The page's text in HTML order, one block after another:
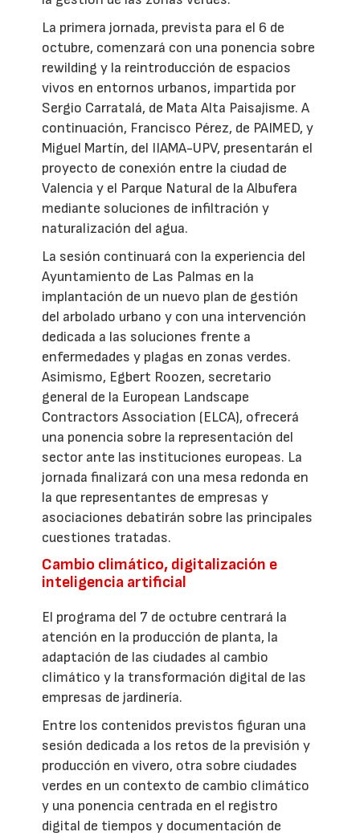
La primera jornada, prevista para el 6 de
octubre, comenzará con una ponencia sobre
rewilding y la reintroducción de espacios
vivos en entornos urbanos, impartida por
Sergio Carratalá, de Mata Alta Paisajisme. A
continuación, Francisco Pérez, de PAIMED, y
Miguel Martín, del IIAMA-UPV, presentarán el
proyecto de conexión entre la ciudad de
Valencia y el Parque Natural de la Albufera
mediante soluciones de infiltración y
naturalización del agua.
La sesión continuará con la experiencia del
Ayuntamiento de Las Palmas en la
implantación de un nuevo plan de gestión
del arbolado urbano y con una intervención
dedicada a las soluciones frente a
enfermedades y plagas en zonas verdes.
Asimismo, Egbert Roozen, secretario
general de la European Landscape
Contractors Association (ELCA), ofrecerá
una ponencia sobre la representación del
sector ante las instituciones europeas. La
jornada finalizará con una mesa redonda en
la que representantes de empresas y
asociaciones debatirán sobre las principales
cuestiones tratadas.
Cambio climático, digitalización e
inteligencia artificial
El programa del 7 de octubre centrará la
atención en la producción de planta, la
adaptación de las ciudades al cambio
climático y la transformación digital de las
empresas de jardinería.
Entre los contenidos previstos figuran una
sesión dedicada a los retos de la previsión y
producción en vivero, otra sobre ciudades
verdes en un contexto de cambio climático
y una ponencia centrada en el registro
digital de tiempos y documentación de